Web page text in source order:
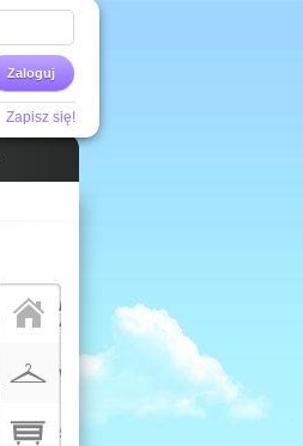
Zaloguj
Zapisz się!